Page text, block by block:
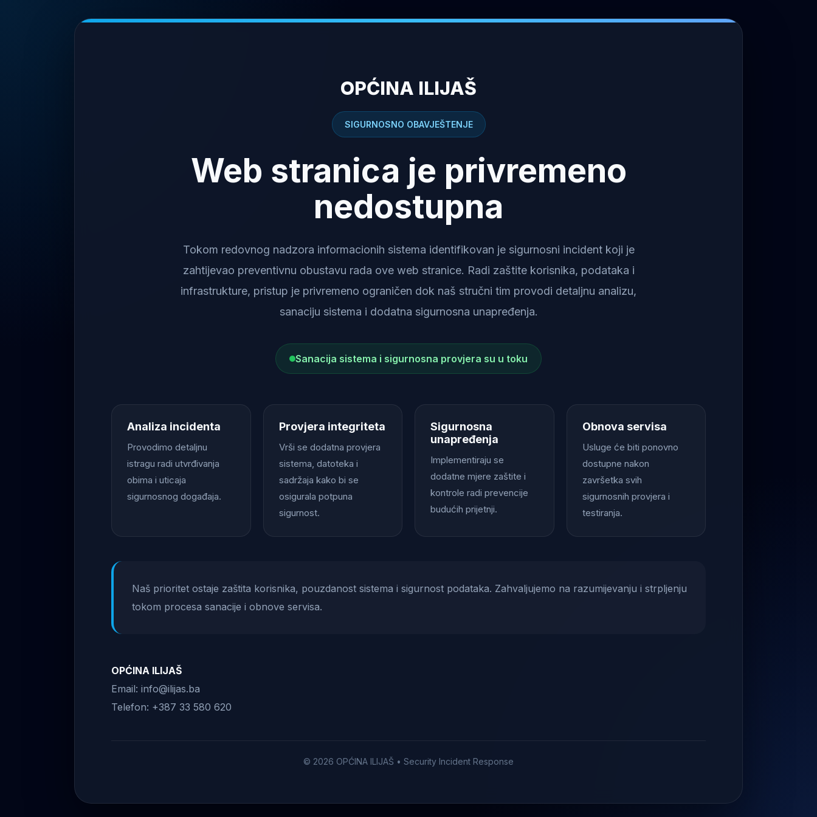
OPĆINA ILIJAŠ
SIGURNOSNO OBAVJEŠTENJE
Web stranica je privremeno
nedostupna
Tokom redovnog nadzora informacionih sistema identifikovan je sigurnosni incident koji je
zahtijevao preventivnu obustavu rada ove web stranice. Radi zaštite korisnika, podataka i
infrastrukture, pristup je privremeno ograničen dok naš stručni tim provodi detaljnu analizu,
sanaciju sistema i dodatna sigurnosna unapređenja.
Sanacija sistema i sigurnosna provjera su u toku
Analiza incidenta
Provodimo detaljnu
istragu radi utvrđivanja
obima i uticaja
sigurnosnog događaja.
Provjera integriteta
Vrši se dodatna provjera
sistema, datoteka i
sadržaja kako bi se
osigurala potpuna
sigurnost.
Sigurnosna
unapređenja
Implementiraju se
dodatne mjere zaštite i
kontrole radi prevencije
budućih prijetnji.
Obnova servisa
Usluge će biti ponovno
dostupne nakon
završetka svih
sigurnosnih provjera i
testiranja.
Naš prioritet ostaje zaštita korisnika, pouzdanost sistema i sigurnost podataka. Zahvaljujemo na razumijevanju i strpljenju
tokom procesa sanacije i obnove servisa.
OPĆINA ILIJAŠ
Email: info@ilijas.ba
Telefon: +387 33 580 620
© 2026 OPĆINA ILIJAŠ • Security Incident Response